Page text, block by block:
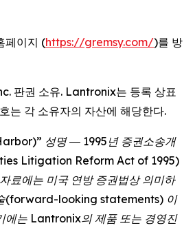
페이지 (https://gremsy.com/)를 방
판권 소유. Lantronix는 등록 상표
는 각 소유자의 자산에 해당한다.
성명 ― 1995년 증권소송개
Litigation Reform Act of 1995)
료에는 미국 연방 증권법상 의미하
(forward-looking statements) 이
에는 Lantronix의 제품 또는 경영진